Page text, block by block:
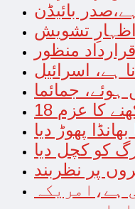
بائیڈن
اظہارِ تشویش
منظور
اسرائیل
کا عزم
پھوڑ دیا
کو کچل دیا
پر نظربند
ہے،امریکہ